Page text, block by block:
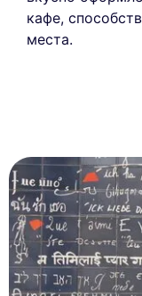
кафе,
места.